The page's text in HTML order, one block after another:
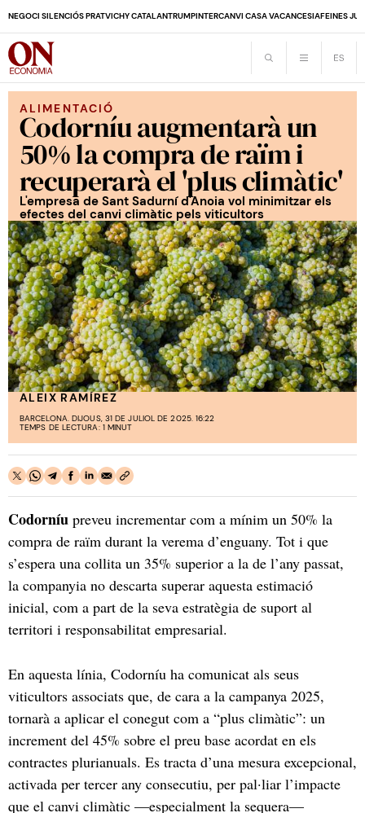
NEGOCI SILENCIÓS PRATVICHY CATALANTRUMPINTERCANVI CASA VACANCESIAFEINES
ALIMENTACIÓ
Codorníu augmentarà un
50% la compra de raïm i
recuperarà el 'plus climàtic'
L'empresa de Sant Sadurní d'Anoia vol minimitzar els
efectes del canvi climàtic pels viticultors
ALEIX RAMÍREZ
BARCELONA. DIJOUS, 31 DE JULIOL DE 2025. 16:22
TEMPS DE LECTURA: 1 MINUT
Codorníu preveu incrementar com a mínim un 50% la
compra de raïm durant la verema d’enguany. Tot i que
s’espera una collita un 35% superior a la de l’any passat,
la companyia no descarta superar aquesta estimació
inicial, com a part de la seva estratègia de suport al
territori i responsabilitat empresarial.
En aquesta línia, Codorníu ha comunicat als seus
viticultors associats que, de cara a la campanya 2025,
tornarà a aplicar el conegut com a “plus climàtic”: un
increment del 45% sobre el preu base acordat en els
contractes plurianuals. Es tracta d’una mesura excepcional,
activada per tercer any consecutiu, per pal·liar l’impacte
que el canvi climàtic —especialment la sequera—